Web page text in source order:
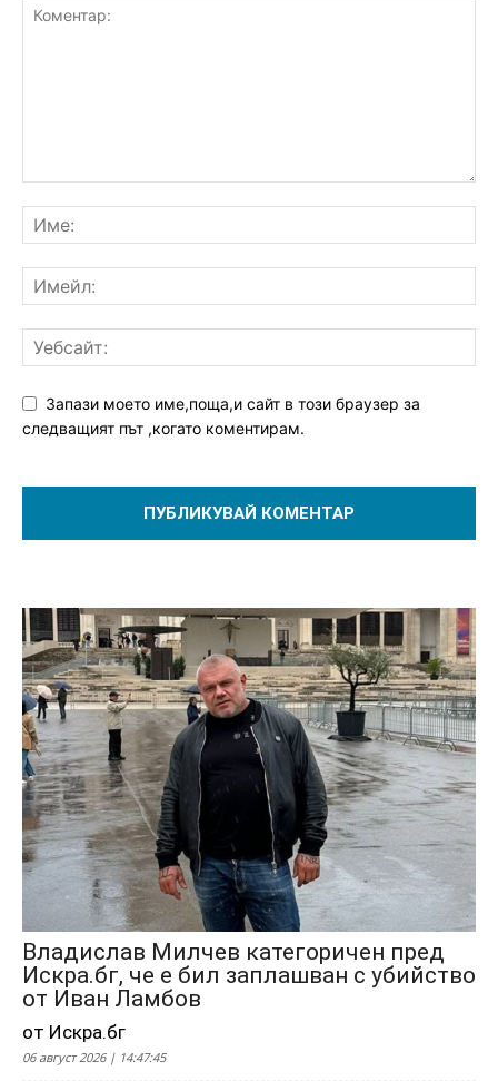
Запази моето име,поща,и сайт в този браузер за
следващият път ,когато коментирам.
Владислав Милчев категоричен пред
Искра.бг, че е бил заплашван с убийство
от Иван Ламбов
от Искра.бг
06 август 2026 | 14:47:45